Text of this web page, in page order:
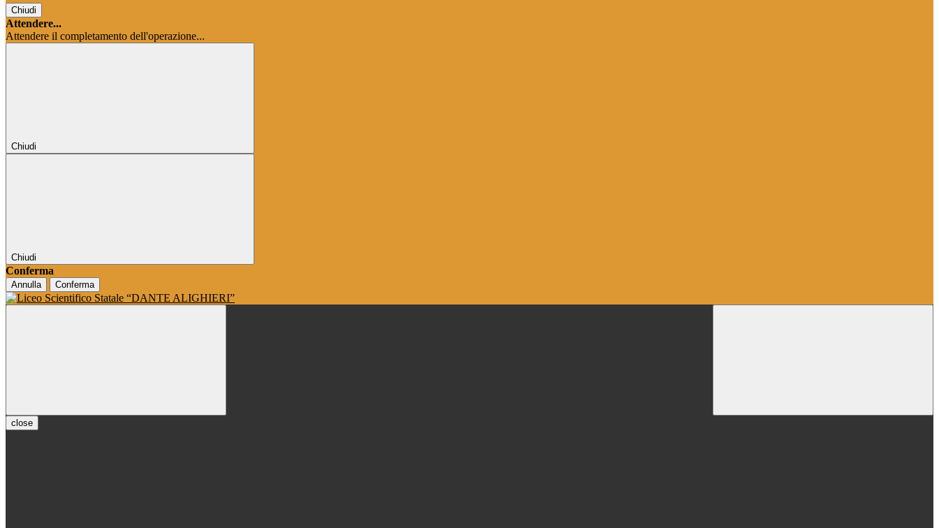
Chiudi
Attendere...
Attendere il completamento dell'operazione...
Chiudi
Chiudi
Conferma
Annulla Conferma
close